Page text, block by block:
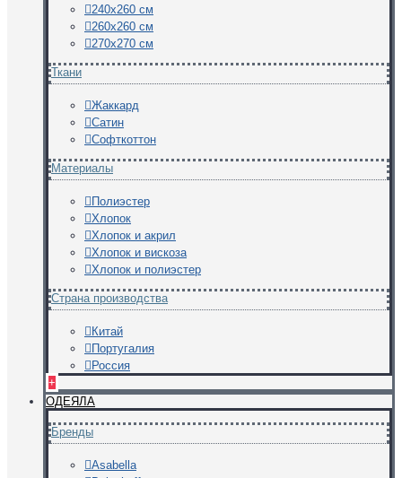
240х260 см
260х260 см
270х270 см
Ткани
Жаккард
Сатин
Софткоттон
Материалы
Полиэстер
Хлопок
Хлопок и акрил
Хлопок и вискоза
Хлопок и полиэстер
Страна производства
Китай
Португалия
Россия
+
ОДЕЯЛА
Бренды
Asabella